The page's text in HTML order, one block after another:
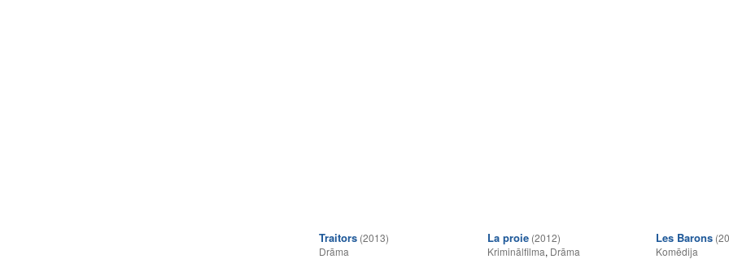
Traitors (2013)
Drāma
La proie (2012)
Kriminālfilma, Drāma
Les Barons
Komēdija